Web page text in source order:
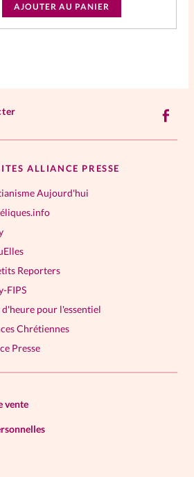
AJOUTER AU PANIER
ALLIANCE PRESSE
Aujourd'hui
Reporters
FIPS
pour l'essentiel
Chrétiennes
Presse
vente